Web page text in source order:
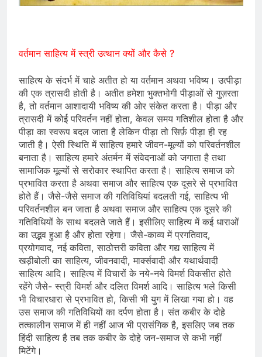
वर्तमान साहित्य में स्त्री उत्थान क्यों और कैसे ?
साहित्य के संदर्भ में चाहे अतीत हो या वर्तमान अथवा भविष्य। उत्पीड़ा
की एक त्रासदी होती है। अतीत हमेशा भुक्तभोगी पीड़ाओं से गुज़रता
है, तो वर्तमान आशादायी भविष्य की ओर संकेत करता है। पीड़ा और
त्रासदी में कोई परिवर्तन नहीं होता, केवल समय गतिशील होता है और
पीड़ा का स्वरूप बदल जाता है लेकिन पीड़ा तो सिर्फ़ पीड़ा ही रह
जाती है। ऐसी स्थिति में साहित्य हमारे जीवन-मूल्यों को परिवर्तनशील
बनाता है। साहित्य हमारे अंतर्मन में संवेदनाओं को जगाता है तथा
सामाजिक मूल्यों से सरोकार स्थापित करता है। साहित्य समाज को
प्रभावित करता है अथवा समाज और साहित्य एक दूसरे से प्रभावित
होते हैं। जैसे-जैसे समाज की गतिविधियां बदलती गई, साहित्य भी
परिवर्तनशील बन जाता है अथवा समाज और साहित्य एक दूसरे की
गतिविधियों के साथ बदलते जाते हैं। इसीलिए साहित्य में कई धाराओं
का उद्भव हुआ है और होता रहेगा। जैसे-काव्य में प्रगतिवाद,
प्रयोगवाद, नई कविता, साठोत्तरी कविता और गद्य साहित्य में
खड़ीबोली का साहित्य, जीवनवादी, मार्क्सवादी और यथार्थवादी
साहित्य आदि। साहित्य में विचारों के नये-नये विमर्श विकसीत होते
रहेंगे जैसे- स्त्री विमर्श और दलित विमर्श आदि। साहित्य भले किसी
भी विचारधारा से प्रभावित हो, किसी भी युग में लिखा गया हो। वह
उस समाज की गतिविधियों का दर्पण होता है। संत कबीर के दोहे
तत्कालीन समाज में ही नहीं आज भी प्रासंगिक है, इसलिए जब तक
हिंदी साहित्य है तब तक कबीर के दोहे जन-समाज से कभी नहीं
मिटेंगे।